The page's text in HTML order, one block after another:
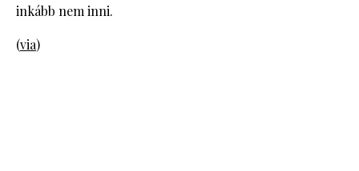
inkább nem inni.
(via)